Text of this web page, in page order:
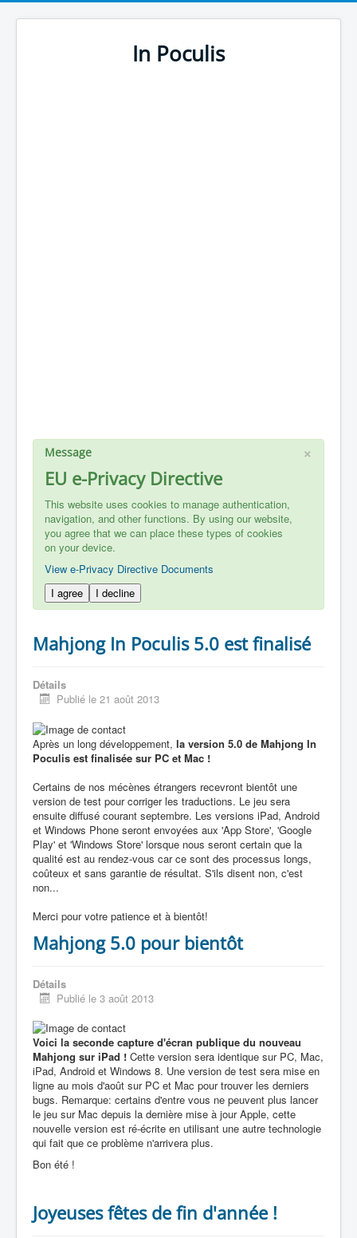
In Poculis
×
Message
EU e-Privacy Directive
This website uses cookies to manage authentication,
navigation, and other functions. By using our website,
you agree that we can place these types of cookies
on your device.
View e-Privacy Directive Documents
I agree
I decline
Mahjong In Poculis 5.0 est finalisé
Détails
Publié le 21 août 2013
Après un long développement, la version 5.0 de Mahjong In
Poculis est finalisée sur PC et Mac !
Certains de nos mécènes étrangers recevront bientôt une
version de test pour corriger les traductions. Le jeu sera
ensuite diffusé courant septembre. Les versions iPad, Android
et Windows Phone seront envoyées aux 'App Store', 'Google
Play' et 'Windows Store' lorsque nous seront certain que la
qualité est au rendez-vous car ce sont des processus longs,
coûteux et sans garantie de résultat. S'ils disent non, c'est
non...
Merci pour votre patience et à bientôt!
Mahjong 5.0 pour bientôt
Détails
Publié le 3 août 2013
Voici la seconde capture d'écran publique du nouveau
Mahjong sur iPad ! Cette version sera identique sur PC, Mac,
iPad, Android et Windows 8. Une version de test sera mise en
ligne au mois d'août sur PC et Mac pour trouver les derniers
bugs. Remarque: certains d'entre vous ne peuvent plus lancer
le jeu sur Mac depuis la dernière mise à jour Apple, cette
nouvelle version est ré-écrite en utilisant une autre technologie
qui fait que ce problème n'arrivera plus.
Bon été !
Joyeuses fêtes de fin d'année !